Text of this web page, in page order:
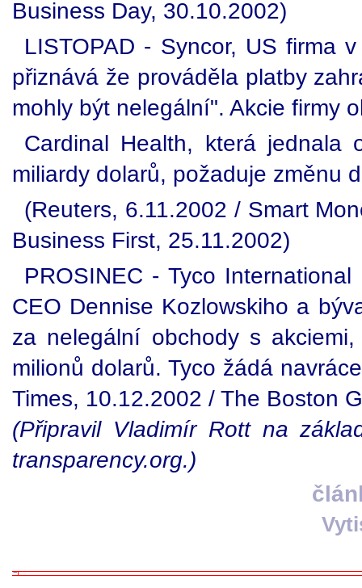
Business Day, 30.10.2002)
LISTOPAD - Syncor, US firma
přiznává že prováděla platby
mohly být nelegální". Akcie firmy
Cardinal Health, která jednala
miliardy dolarů, požaduje změnu
(Reuters, 6.11.2002 / Smart
Business First, 25.11.2002)
PROSINEC - Tyco
CEO Dennise Kozlowskiho a
za nelegální obchody s
milionů dolarů. Tyco žádá
Times, 10.12.2002 / The Boston
(Připravil Vladimír Rott na
transparency.org.)